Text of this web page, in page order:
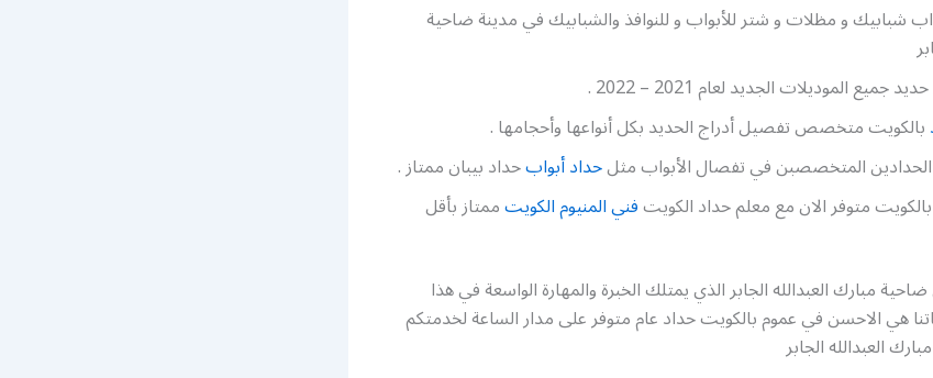
شبابيك و مظلات و شتر للأبواب و للنوافذ والشبابيك في مدينة ضاحية
حديد جميع الموديلات الجديد لعام 2021 – 2022 .
بالكويت متخصص تفصيل أدراج الحديد بكل أنواعها وأحجامها .
المتخصصبن في تفصال الأبواب مثلحداد أبوابحداد بيبان ممتاز .
بالكويت متوفر الان مع معلم حداد الكويتفني المنيوم الكويتممتاز بأقل
مبارك العبدالله الجابر الذي يمتلك الخبرة والمهارة الواسعة في هذا
هي الاحسن في عموم بالكويت حداد عام متوفر على مدار الساعة لخدمتكم
العبدالله الجابر